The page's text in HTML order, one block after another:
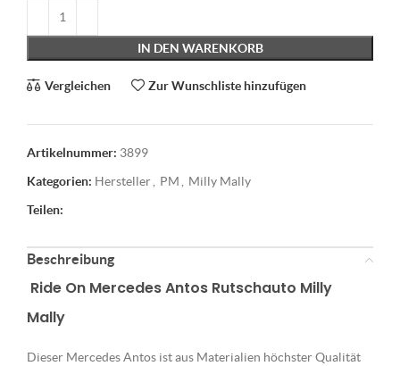
IN DEN WARENKORB
Vergleichen Zur Wunschliste hinzufügen
Artikelnummer: 3899
Kategorien: Hersteller, PM, Milly Mally
Teilen:
Beschreibung
Ride On Mercedes Antos Rutschauto Milly
Mally
Dieser Mercedes Antos ist aus Materialien höchster Qualität